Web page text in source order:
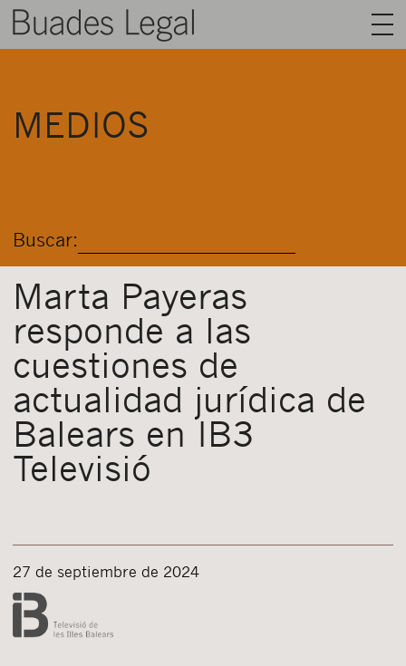
MEDIOS
Buscar:
Marta Payeras
responde a las
cuestiones de
actualidad jurídica de
Balears en IB3
Televisió
27 de septiembre de 2024